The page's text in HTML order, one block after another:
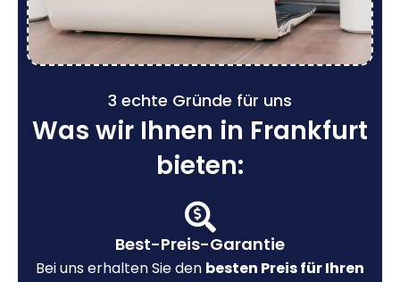
3 echte Gründe für uns
Was wir Ihnen in Frankfurt
bieten:
Best-Preis-Garantie
Bei uns erhalten Sie den besten Preis für Ihren